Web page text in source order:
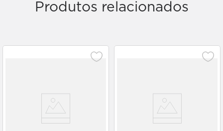
Produtos relacionados